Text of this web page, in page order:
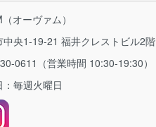
オーヴァム）
中央1-19-21 福井クレストビル2階
0611（営業時間 10:30-19:30）
：毎週火曜日